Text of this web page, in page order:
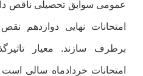
عمومی سوابق تحصیلی ناقص
امتحانات نهایی دوازدهم
برطرف سازند. معیار
امتحانات خردادماه سالی